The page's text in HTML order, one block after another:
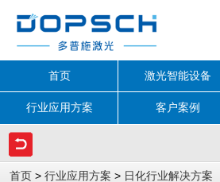
首页 激光智能设备
行业应用方案 客户案例
首页 > 行业应用方案 > 日化行业解决方案